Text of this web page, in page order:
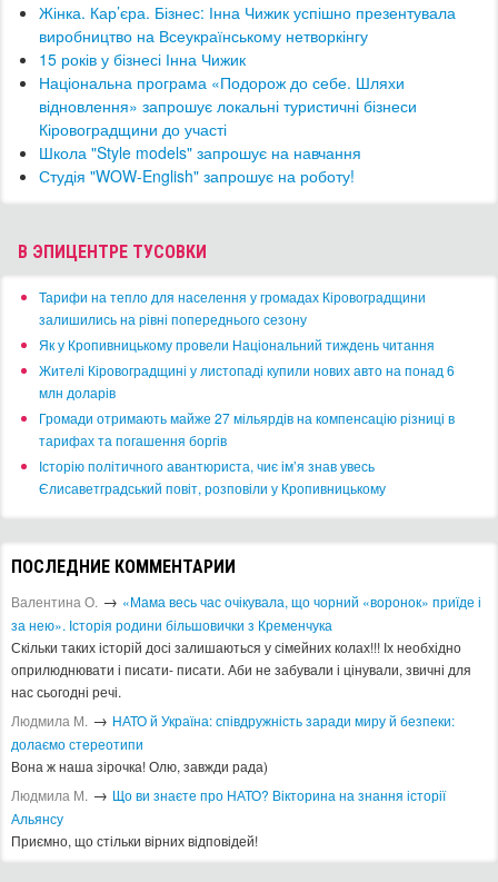
​Жінка. Кар’єра. Бізнес: Інна Чижик успішно презентувала
виробництво на Всеукраїнському нетворкінгу
15 років у бізнесі Інна Чижик
​Національна програма «Подорож до себе. Шляхи
відновлення» запрошує локальні туристичні бізнеси
Кіровоградщини до участі
Школа "Style models" запрошує на навчання
Студія "WOW-English" запрошує на роботу!
В ЭПИЦЕНТРЕ ТУСОВКИ
​Тарифи на тепло для населення у громадах Кіровоградщини
залишились на рівні попереднього сезону
​Як у Кропивницькому провели Національний тиждень читання
​Жителі Кіровоградщині у листопаді купили нових авто на понад 6
млн доларів
​Громади отримають майже 27 мільярдів на компенсацію різниці в
тарифах та погашення боргів
Історію політичного авантюриста, чиє ім’я знав увесь
Єлисаветградський повіт, розповіли у Кропивницькому
ПОСЛЕДНИЕ КОММЕНТАРИИ
Валентина О. → «Мама весь час очікувала, що чорний «воронок» приїде і
за нею». Історія родини більшовички з Кременчука
Скільки таких історій досі залишаються у сімейних колах!!! Іх необхідно
оприлюднювати і писати- писати. Аби не забували і цінували, звичні для
нас сьогодні речі.
Людмила М. → ​НАТО й Україна: співдружність заради миру й безпеки:
долаємо стереотипи
Вона ж наша зірочка! Олю, завжди рада)
Людмила М. → Що ви знаєте про НАТО? Вікторина на знання історії
Альянсу ​
Приємно, що стільки вірних відповідей!